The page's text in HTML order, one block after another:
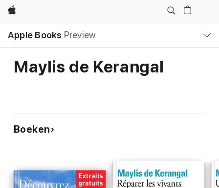
Apple
Apple Books Preview
lokaal
navigatiemenu
Maylis de Kerangal
Boeken